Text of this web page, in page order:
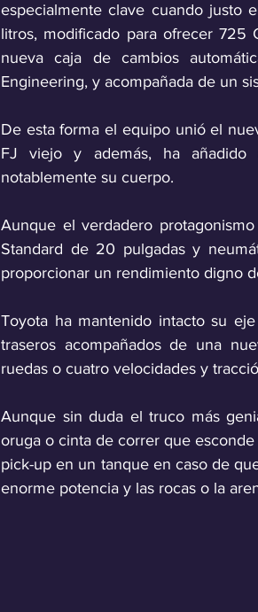
especialmente clave cuando justo
litros, modificado para ofrecer
nueva caja de cambios
Engineering, y acompañada de un
De esta forma el equipo unió el
FJ viejo y además, ha añadido
notablemente su cuerpo.
Aunque el verdadero
Standard de 20 pulgadas y
proporcionar un rendimiento digno
Toyota ha mantenido intacto su
traseros acompañados de una
ruedas o cuatro velocidades y
Aunque sin duda el truco más
oruga o cinta de correr que
pick-up en un tanque en caso de
enorme potencia y las rocas o la